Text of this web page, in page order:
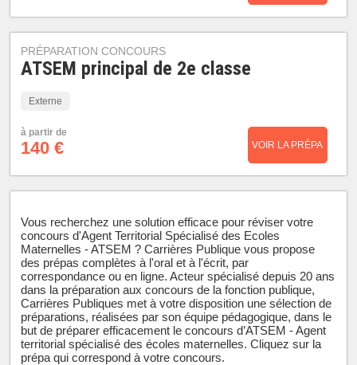
PRÉPARATION CONCOURS
ATSEM principal de 2e classe
Externe
à partir de
140 € VOIR LA PRÉPA
Vous recherchez une solution efficace pour réviser votre
concours d'Agent Territorial Spécialisé des Ecoles
Maternelles - ATSEM ? Carrières Publique vous propose
des prépas complètes à l'oral et à l'écrit, par
correspondance ou en ligne. Acteur spécialisé depuis 20 ans
dans la préparation aux concours de la fonction publique,
Carrières Publiques met à votre disposition une sélection de
préparations, réalisées par son équipe pédagogique, dans le
but de préparer efficacement le concours d’ATSEM - Agent
territorial spécialisé des écoles maternelles. Cliquez sur la
prépa qui correspond à votre concours.